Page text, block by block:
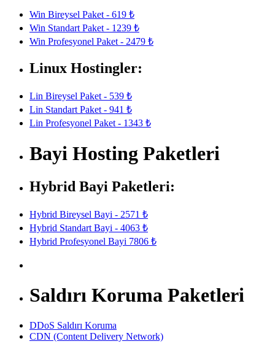
Win Bireysel Paket - 619 ₺
Win Standart Paket - 1239 ₺
Win Profesyonel Paket - 2479 ₺
Linux Hostingler:
Lin Bireysel Paket - 539 ₺
Lin Standart Paket - 941 ₺
Lin Profesyonel Paket - 1343 ₺
Bayi Hosting Paketleri
Hybrid Bayi Paketleri:
Hybrid Bireysel Bayi - 2571 ₺
Hybrid Standart Bayi - 4063 ₺
Hybrid Profesyonel Bayi 7806 ₺
Saldırı Koruma Paketleri
DDoS Saldırı Koruma
CDN (Content Delivery Network)